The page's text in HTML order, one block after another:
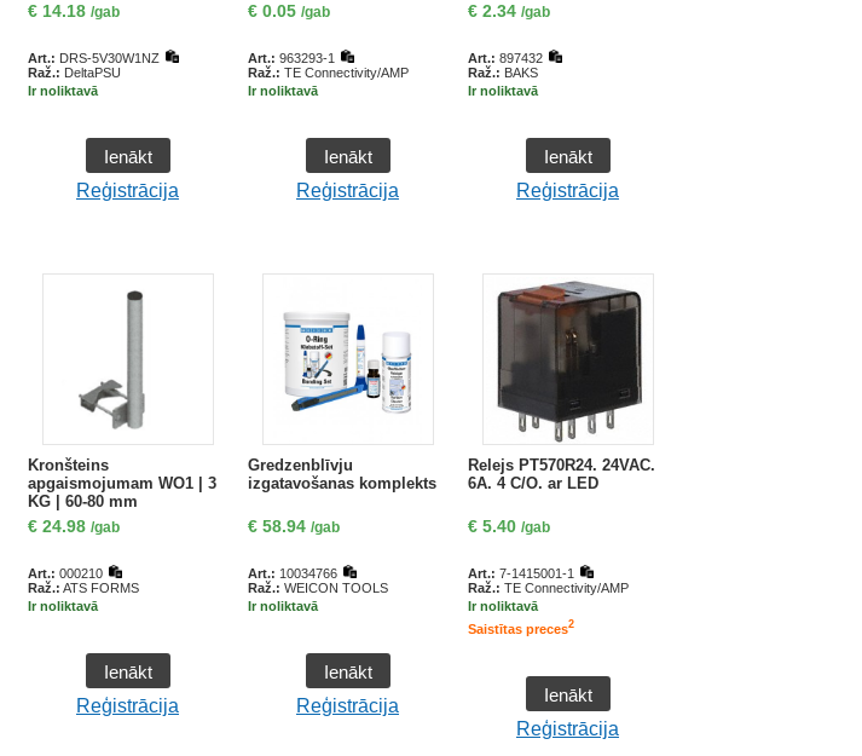
€14.18 /gab
Art.: DRS-5V30W1NZ
Raž.: DeltaPSU
Ir noliktavā
Ienākt
Reģistrācija
€0.05 /gab
Art.: 963293-1
Raž.: TE Connectivity/AMP
Ir noliktavā
Ienākt
Reģistrācija
€2.34 /gab
Art.: 897432
Raž.: BAKS
Ir noliktavā
Ienākt
Reģistrācija
Kronšteins
apgaismojumam WO1 | 3
KG | 60-80 mm
šķērsgriezuma stabiem |
€24.98 /gab
Art.: 000210
Raž.: ATS FORMS
Ir noliktavā
Ienākt
Reģistrācija
Gredzenblīvju
izgatavošanas komplekts
€58.94 /gab
Art.: 10034766
Raž.: WEICON TOOLS
Ir noliktavā
Ienākt
Reģistrācija
Relejs PT570R24. 24VAC.
6A. 4 C/O. ar LED
€5.40 /gab
Art.: 7-1415001-1
Raž.: TE Connectivity/AMP
Ir noliktavā
Saistītas preces2
Ienākt
Reģistrācija